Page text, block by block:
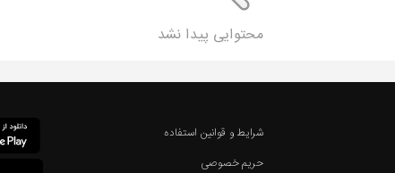
محتوایی پیدا نشد
شرایط و قوانین استفاده
حریم خصوصی